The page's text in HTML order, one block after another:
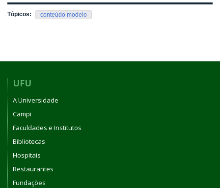
Tópicos: conteúdo modelo
UFU
A Universidade
Campi
Faculdades e Institutos
Bibliotecas
Hospitais
Restaurantes
Fundações